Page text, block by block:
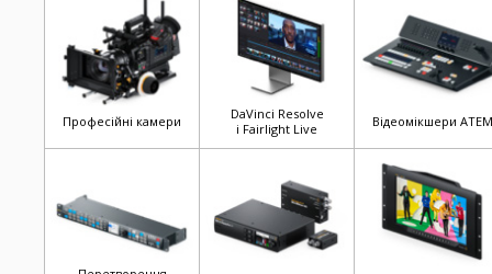
Професійні камери
DaVinci Resolve
і Fairlight Live
Відеомікшери ATEM